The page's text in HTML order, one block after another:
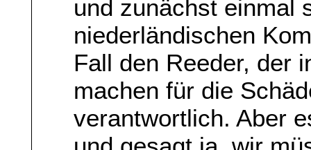
und zunächst einmal
niederländischen
Fall den Reeder, der
machen für die
verantwortlich. Aber